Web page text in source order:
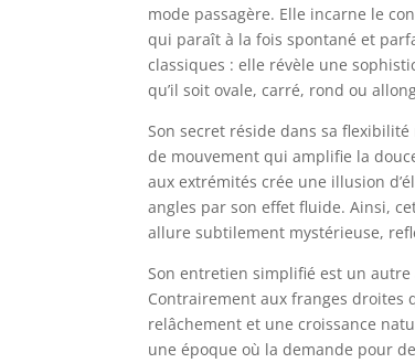
mode passagère. Elle incarne le
qui paraît à la fois spontané et
classiques : elle révèle une
qu’il soit ovale, carré, rond ou
Son secret réside dans sa
de mouvement qui amplifie la
aux extrémités crée une illusion
angles par son effet fluide. Ainsi,
allure subtilement mystérieuse,
Son entretien simplifié est un
Contrairement aux franges droites
relâchement et une croissance
une époque où la demande pour